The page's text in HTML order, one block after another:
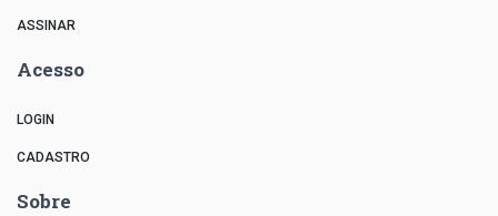
ASSINAR
Acesso
LOGIN
CADASTRO
Sobre